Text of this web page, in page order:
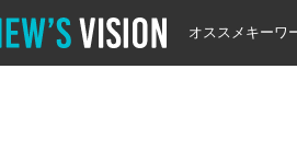
オススメキーワ